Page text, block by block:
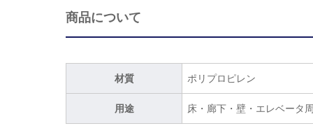
商品について
材質 ポリプロピレン
用途 床・廊下・壁・エレベータ